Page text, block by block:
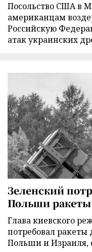
Посольство США в
американцам
Российскую
атак украинских
Зеленский
Польши
Глава киевского
потребовал
Польши и Израиля,